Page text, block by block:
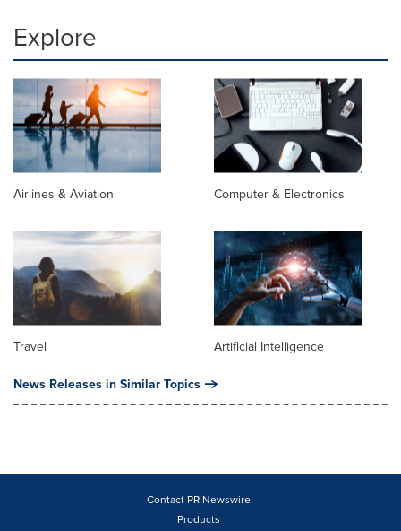
Explore
Airlines & Aviation Computer & Electronics
Travel Artificial Intelligence
News Releases in Similar Topics
Contact PR Newswire
Products